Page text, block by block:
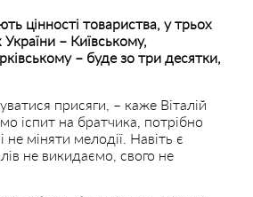
цінності товариства, у трьох
– Київському,
– буде зо три десятки,
присяги, – каже Віталій
іспит на братчика, потрібно
не міняти мелодії. Навіть є
не викидаємо, свого не